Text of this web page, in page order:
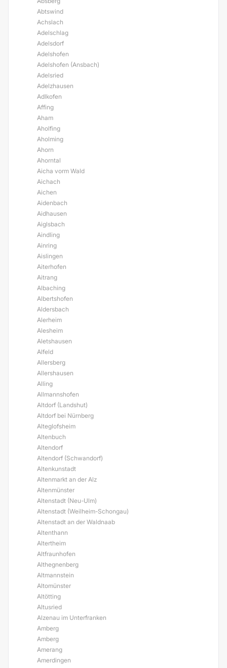
Abtswind
Achslach
Adelschlag
Adelsdorf
Adelshofen
Adelshofen (Ansbach)
Adelsried
Adelzhausen
Adlkofen
Affing
Aham
Aholfing
Aholming
Ahorn
Ahorntal
Aicha vorm Wald
Aichach
Aichen
Aidenbach
Aidhausen
Aiglsbach
Aindling
Ainring
Aislingen
Aiterhofen
Aitrang
Albaching
Albertshofen
Aldersbach
Alerheim
Alesheim
Aletshausen
Alfeld
Allersberg
Allershausen
Alling
Allmannshofen
Altdorf (Landshut)
Altdorf bei Nürnberg
Alteglofsheim
Altenbuch
Altendorf
Altendorf (Schwandorf)
Altenkunstadt
Altenmarkt an der Alz
Altenmünster
Altenstadt (Neu-Ulm)
Altenstadt (Weilheim-Schongau)
Altenstadt an der Waldnaab
Altenthann
Altertheim
Altfraunhofen
Althegnenberg
Altmannstein
Altomünster
Altötting
Altusried
Alzenau im Unterfranken
Amberg
Amberg
Amerang
Amerdingen